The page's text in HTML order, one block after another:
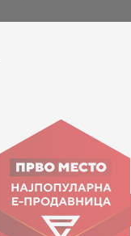
Goce Nikolovski 74 Shkup
contact@mytime.mk
Orari i punës:
09:00 - 17:00